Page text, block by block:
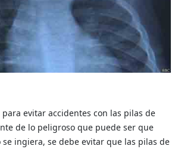
evitar accidentes con las pilas de
de lo peligroso que puede ser que
ingiera, se debe evitar que las pilas de